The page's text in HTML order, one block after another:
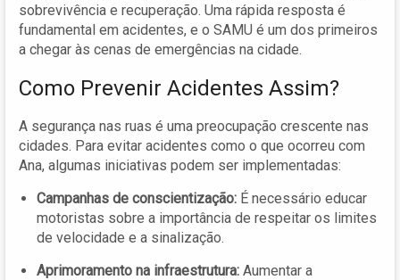
sobrevivência e recuperação. Uma rápida resposta é
fundamental em acidentes, e o SAMU é um dos primeiros
a chegar às cenas de emergências na cidade.
Como Prevenir Acidentes Assim?
A segurança nas ruas é uma preocupação crescente nas
cidades. Para evitar acidentes como o que ocorreu com
Ana, algumas iniciativas podem ser implementadas:
Campanhas de conscientização: É necessário educar
motoristas sobre a importância de respeitar os limites
de velocidade e a sinalização.
Aprimoramento na infraestrutura: Aumentar a